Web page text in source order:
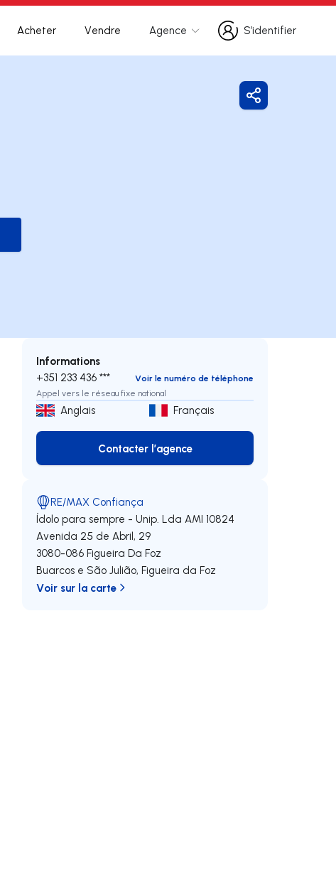
Acheter Vendre Agence
S’identifier
S’identifier
Partager
Informations
+351 233 436 ***
Voir le numéro de téléphone
Appel vers le réseau fixe national
Anglais Français
Contacter l’agence
Contacter l’agence
RE/MAX Confiança
Ídolo para sempre - Unip. Lda AMI 10824
Avenida 25 de Abril, 29
3080-086 Figueira Da Foz
Buarcos e São Julião,Figueira da Foz
Voir sur la carte